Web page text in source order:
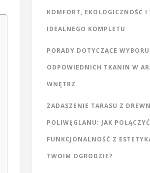
KOMFORT, EKOLOGICZNOŚĆ I
IDEALNEGO KOMPLETU
PORADY DOTYCZĄCE WYBORU
ODPOWIEDNICH TKANIN W
WNĘTRZ
ZADASZENIE TARASU Z
POLIWĘGLANU: JAK POŁĄCZYĆ
FUNKCJONALNOŚĆ Z
TWOIM OGRODZIE?